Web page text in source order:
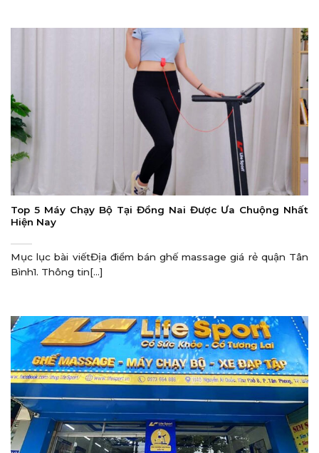
Top 5 Máy Chạy Bộ Tại Đồng Nai Được Ưa Chuộng Nhất
Hiện Nay
Mục lục bài viếtĐịa điểm bán ghế massage giá rẻ quận Tân
Bình1. Thông tin[...]